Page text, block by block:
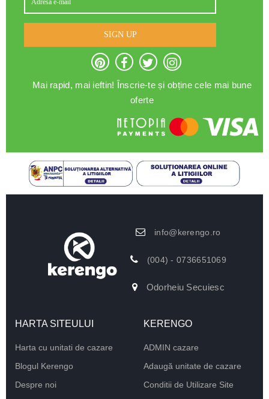
SIGN UP
Mai rapid, mai ieftin! Înscrie-te și obține cele mai bune
oferte
info@kerengo.ro
(004) - 0736651069
Odorheiu Secuiesc
HARTA SITEULUI
Harta cu unitati de cazare
Blogul Kerengo
Despre noi
KERENGO
ADMIN cazare
Adaugă unitate de cazare
Conditii de Utilizare Site